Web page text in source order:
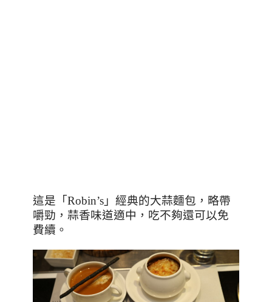
這是「 Robin’s 」經典的大蒜麵包，略帶
嚼勁，蒜香味道適中，吃不夠還可以免
費續。